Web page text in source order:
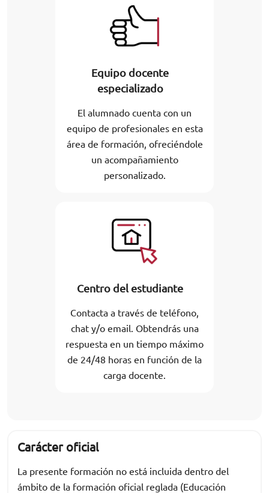
Equipo docente
especializado
El alumnado cuenta con un
equipo de profesionales en esta
área de formación, ofreciéndole
un acompañamiento
personalizado.
Centro del estudiante
Contacta a través de teléfono,
chat y/o email. Obtendrás una
respuesta en un tiempo máximo
de 24/48 horas en función de la
carga docente.
Carácter oficial
La presente formación no está incluida dentro del
ámbito de la formación oficial reglada (Educación